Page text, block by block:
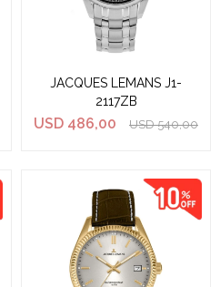
JACQUES LEMANS J1-
2117ZB
USD 486,00 USD 540,00